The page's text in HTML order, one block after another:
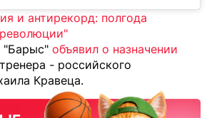
и антирекорд: полгода
"Барыс" объявил о назначении
- российского
Кравеца.